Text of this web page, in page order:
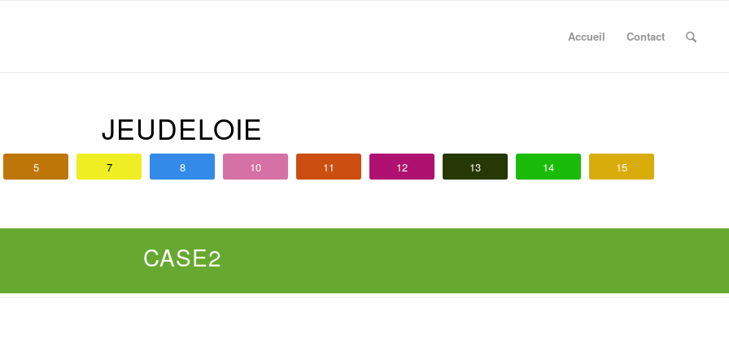
Accueil Contact
JEUDELOIE
5 7 8 10 11 12 13 14 15
CASE2